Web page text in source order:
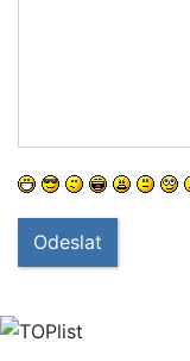
Odeslat